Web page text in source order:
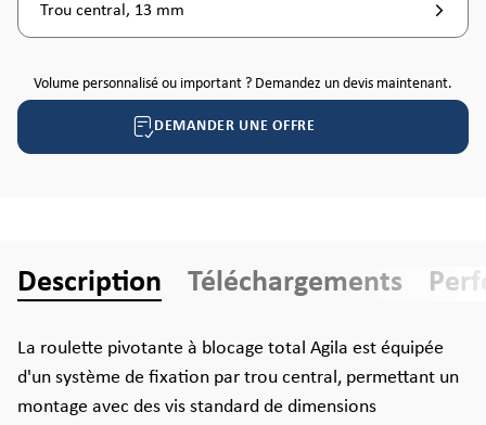
Trou central, 13 mm
Volume personnalisé ou important ? Demandez un devis maintenant.
DEMANDER UNE OFFRE
Description Téléchargements
La roulette pivotante à blocage total Agila est équipée
d'un système de fixation par trou central, permettant un
montage avec des vis standard de dimensions